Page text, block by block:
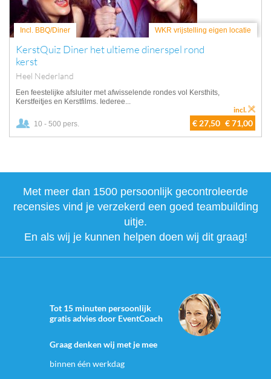
Incl. BBQ/Diner WKR vrijstelling eigen locatie
KerstQuiz Diner het ultieme dinerspel rond
kerst
Heel Nederland
Een feestelijke afsluiter met afwisselende rondes vol Kersthits,
Kerstfeitjes en Kerstfilms. Iederee...
10 - 500 pers. € 27,50 € 71,00
incl.
Met meer dan 1500 persoonlijk gecontroleerde
recensies vind je verzekerd een goed teambuilding
uitje.
En als wij je kunnen helpen doen wij dit graag!
Tot 15 minuten persoonlijk
gratis advies door EventCoach
Graag denken wij met je mee
binnen één werkdag